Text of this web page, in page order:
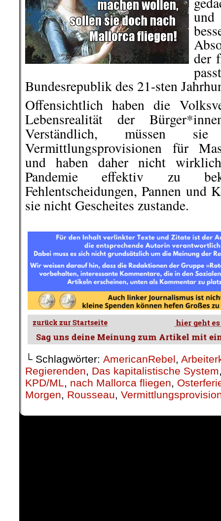
der
Bundesrepublik des 21-sten
Offensichtlich haben die
Lebensrealität der
Verständlich, müssen
Vermittlungsprovisionen für
und haben daher nicht
Pandemie effektiv zu
Fehlentscheidungen, Pannen und
sie nicht Gescheites zustande.
└ Schlagwörter: AmericanRebel,
Regierenden, Das kapitalistische System
KPD/ML, nach Mallorca fliegen,
Morgen, Rousseau,